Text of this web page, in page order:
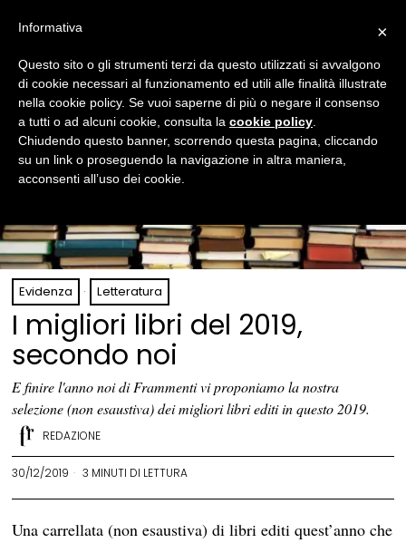
Evidenza · Letteratura
I migliori libri del 2019,
secondo noi
E finire l'anno noi di Frammenti vi proponiamo la nostra
selezione (non esaustiva) dei migliori libri editi in questo 2019.
REDAZIONE
30/12/2019 3 MINUTI DI LETTURA
Una carrellata (non esaustiva) di libri editi quest’anno che
×
Informativa
Questo sito o gli strumenti terzi da questo utilizzati si avvalgono
di cookie necessari al funzionamento ed utili alle finalità illustrate
nella cookie policy. Se vuoi saperne di più o negare il consenso
a tutti o ad alcuni cookie, consulta la cookie policy
Chiudendo questo banner, scorrendo questa pagina, cliccando
su un link o proseguendo la navigazione in altra maniera,
acconsenti all’uso dei cookie.